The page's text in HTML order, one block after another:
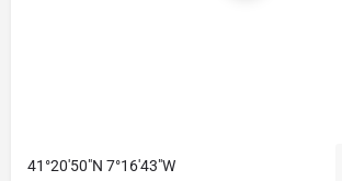
41°20'50"N 7°16'43"W